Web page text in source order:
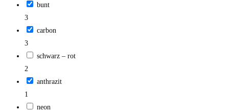
bunt
3
carbon
3
schwarz – rot
2
anthrazit
1
neon